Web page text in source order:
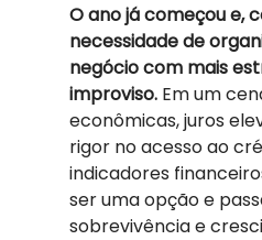
O ano já começou e,
necessidade de
negócio com mais
improviso. Em um
econômicas, juros
rigor no acesso ao
indicadores
ser uma opção e
sobrevivência e